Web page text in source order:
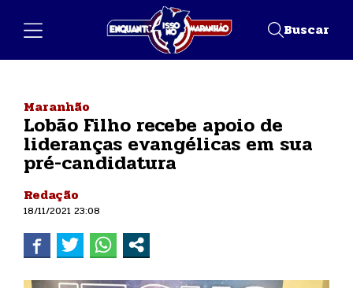
Buscar
Maranhão
Lobão Filho recebe apoio de
lideranças evangélicas em sua
pré-candidatura
Redação
18/11/2021 23:08